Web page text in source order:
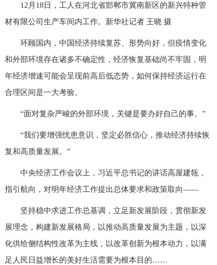
12月18日，工人在河北省邯郸市冀南新区的新兴特种管
材有限公司生产车间内工作。新华社记者 王晓 摄
环顾国内，中国经济持续复苏、形势向好，但疫情变化
和外部环境存在诸多不确定性，经济恢复基础尚不牢固，明
年经济增速可能会呈现前高后低态势，如何保持经济运行在
合理区间是一大考验。
“面对复杂严峻的外部环境，关键是要办好自己的事。”
“我们要增强忧患意识，坚定必胜信心，推动经济持续恢
复和高质量发展。”
中央经济工作会议上，习近平总书记的讲话高屋建瓴，
指引航向，对明年经济工作提出总体要求和政策取向——
坚持稳中求进工作总基调，立足新发展阶段，贯彻新发
展理念，构建新发展格局，以推动高质量发展为主题，以深
化供给侧结构性改革为主线，以改革创新为根本动力，以满
足人民日益增长的美好生活需要为根本目的……